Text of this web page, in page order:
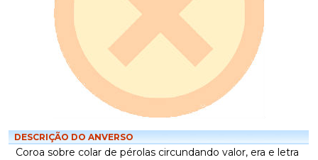
DESCRIÇÃO DO ANVERSO
Coroa sobre colar de pérolas circundando valor, era e letra